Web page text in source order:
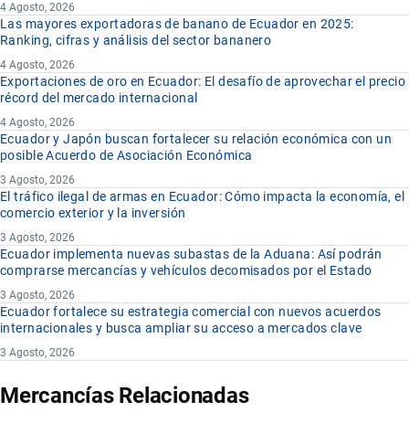
4 Agosto, 2026
Las mayores exportadoras de banano de Ecuador en 2025:
Ranking, cifras y análisis del sector bananero
4 Agosto, 2026
Exportaciones de oro en Ecuador: El desafío de aprovechar el precio
récord del mercado internacional
4 Agosto, 2026
Ecuador y Japón buscan fortalecer su relación económica con un
posible Acuerdo de Asociación Económica
3 Agosto, 2026
El tráfico ilegal de armas en Ecuador: Cómo impacta la economía, el
comercio exterior y la inversión
3 Agosto, 2026
Ecuador implementa nuevas subastas de la Aduana: Así podrán
comprarse mercancías y vehículos decomisados por el Estado
3 Agosto, 2026
Ecuador fortalece su estrategia comercial con nuevos acuerdos
internacionales y busca ampliar su acceso a mercados clave
3 Agosto, 2026
Mercancías Relacionadas